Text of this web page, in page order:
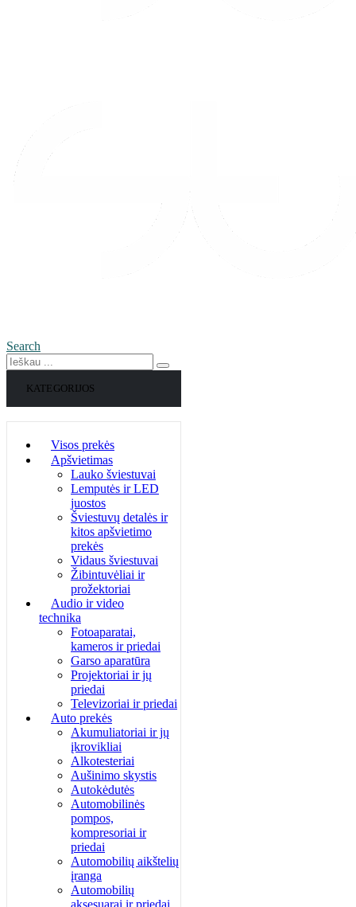
Search
KATEGORIJOS
Visos prekės
Apšvietimas
Lauko šviestuvai
Lemputės ir LED
juostos
Šviestuvų detalės ir
kitos apšvietimo
prekės
Vidaus šviestuvai
Žibintuvėliai ir
prožektoriai
Audio ir video
technika
Fotoaparatai,
kameros ir priedai
Garso aparatūra
Projektoriai ir jų
priedai
Televizoriai ir priedai
Auto prekės
Akumuliatoriai ir jų
įkrovikliai
Alkotesteriai
Aušinimo skystis
Autokėdutės
Automobilinės
pompos,
kompresoriai ir
priedai
Automobilių aikštelių
įranga
Automobilių
aksesuarai ir priedai